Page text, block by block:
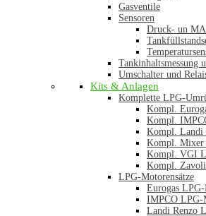
Gasventile
Sensoren
Druck- un
Tankinhaltsmessung
Umschalter und
Kits & Anlagen
Komplette LPG-
Kompl.
Kompl.
Kompl. Landi
Kompl. Mixer
Kompl. VGI
Kompl.
LPG-Motorensätze
Eurogas
IMPCO LPG-
Landi Renzo